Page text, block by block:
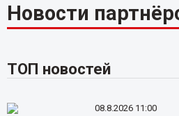
Новости
ТОП новостей
08.8.2026 11:00